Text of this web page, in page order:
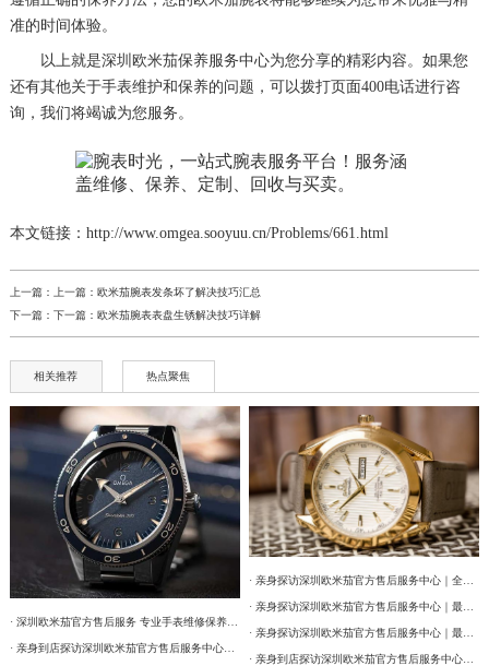
准的时间体验。
以上就是深圳欧米茄保养服务中心为您分享的精彩内容。如果您
还有其他关于手表维护和保养的问题，可以拨打页面400电话进行咨
询，我们将竭诚为您服务。
本文链接：http://www.omgea.sooyuu.cn/Problems/661.html
上一篇：上一篇： 欧米茄腕表发条坏了解决技巧汇总
下一篇：下一篇： 欧米茄腕表表盘生锈解决技巧详解
相关推荐 热点聚焦
· 深圳欧米茄官方售后服务 专业手表维修保养权威公示（2026年7月最新）
· 亲身到店探访深圳欧米茄官方售后服务中心｜详细官方热线及维修地址（2026年7月最新）